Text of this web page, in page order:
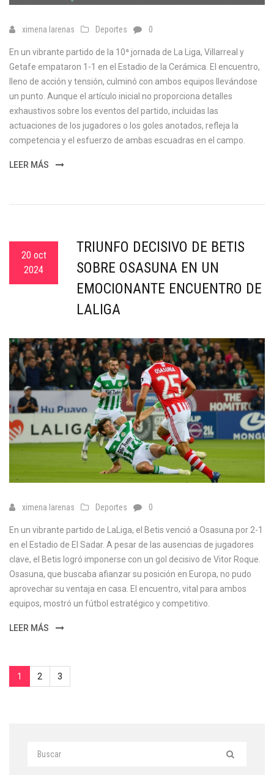
ximena larenas Deportes 0
En un vibrante partido de la 10ª jornada de La Liga, Villarreal y
Getafe empataron 1-1 en el Estadio de la Cerámica. El encuentro,
lleno de acción y tensión, culminó con ambos equipos llevándose
un punto. Aunque el artículo inicial no proporciona detalles
exhaustivos sobre los eventos del partido, incluidas las
actuaciones de los jugadores o los goles anotados, refleja la
competencia y el esfuerzo de ambas escuadras en el campo.
LEER MÁS
20 oct
2024
TRIUNFO DECISIVO DE BETIS
SOBRE OSASUNA EN UN
EMOCIONANTE ENCUENTRO DE
LALIGA
ximena larenas Deportes 0
En un vibrante partido de LaLiga, el Betis venció a Osasuna por 2-1
en el Estadio de El Sadar. A pesar de las ausencias de jugadores
clave, el Betis logró imponerse con un gol decisivo de Vitor Roque.
Osasuna, que buscaba afianzar su posición en Europa, no pudo
aprovechar su ventaja en casa. El encuentro, vital para ambos
equipos, mostró un fútbol estratégico y competitivo.
LEER MÁS
1 2 3